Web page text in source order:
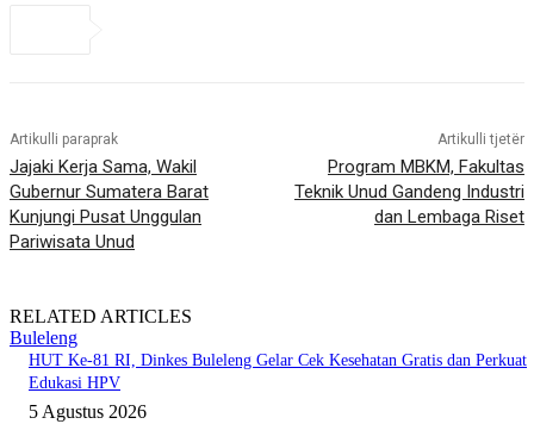
Artikulli paraprak
Jajaki Kerja Sama, Wakil
Gubernur Sumatera Barat
Kunjungi Pusat Unggulan
Pariwisata Unud
Artikulli tjetër
Program MBKM, Fakultas
Teknik Unud Gandeng Industri
dan Lembaga Riset
RELATED ARTICLES
Buleleng
HUT Ke-81 RI, Dinkes Buleleng Gelar Cek Kesehatan Gratis dan Perkuat
Edukasi HPV
5 Agustus 2026